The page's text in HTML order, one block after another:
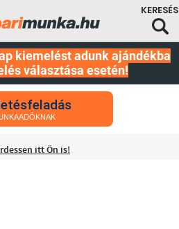
kiemelést adunk ajándékba
választása esetén!
itt Ön is!